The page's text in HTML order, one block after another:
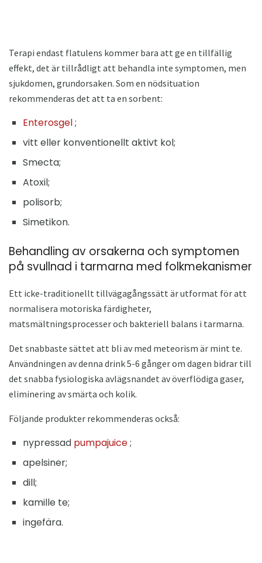
Terapi endast flatulens kommer bara att ge en tillfällig
effekt, det är tillrådligt att behandla inte symptomen, men
sjukdomen, grundorsaken. Som en nödsituation
rekommenderas det att ta en sorbent:
Enterosgel;
vitt eller konventionellt aktivt kol;
Smecta;
Atoxil;
polisorb;
Simetikon.
Behandling av orsakerna och symptomen
på svullnad i tarmarna med folkmekanismer
Ett icke-traditionellt tillvägagångssätt är utformat för att
normalisera motoriska färdigheter,
matsmältningsprocesser och bakteriell balans i tarmarna.
Det snabbaste sättet att bli av med meteorism är mint te.
Användningen av denna drink 5-6 gånger om dagen bidrar till
det snabba fysiologiska avlägsnandet av överflödiga gaser,
eliminering av smärta och kolik.
Följande produkter rekommenderas också:
nypressad pumpajuice;
apelsiner;
dill;
kamille te;
ingefära.